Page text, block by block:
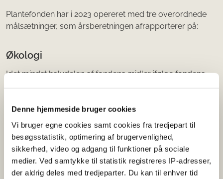
Denne hjemmeside bruger cookies
Vi bruger egne cookies samt cookies fra tredjepart til
besøgsstatistik, optimering af brugervenlighed,
sikkerhed, video og adgang til funktioner på sociale
medier. Ved samtykke til statistik registreres IP-adresser,
der aldrig deles med tredjeparter. Du kan til enhver tid
Plantefonden har i 2023 opereret med tre overordnede
målsætninger, som årsberetningen afrapporterer på:
Økologi
Idet mindst halvdelen af fondens midler ifølge fondens
med handlingsplan 2023 at mindst 50 pct. af fondens
midler anvendes til økologiprojekter.
I 2023 udgjorde andelen af økologi 58% af de uddelte
midler, hvormed bestyrelsen med tilfredshed kan
konstatere, at Plantefonden har indfriet den økologiske